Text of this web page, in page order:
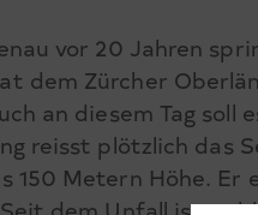
vor 20 Jahren
dem Zürcher
an diesem Tag soll
reisst plötzlich das
150 Metern Höhe.